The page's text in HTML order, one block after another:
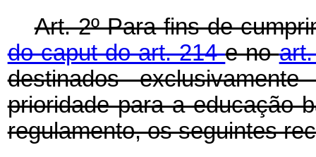
Art. 2º Para fins de
do caput do art. 214e no
destinados
prioridade para a educação
regulamento, os seguintes